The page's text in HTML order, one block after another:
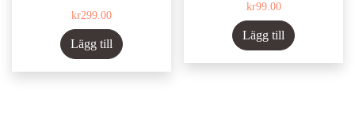
5.00
kr299.00
Lägg till
kr99.00
Lägg till